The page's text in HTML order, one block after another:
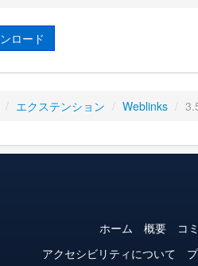
ロード
/ エクステンション / Weblinks /
ホーム 概要 コ
アクセシビリティについて